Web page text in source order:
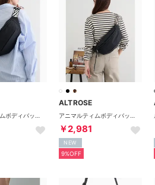
ALTROSE
￥2,981
NEW
9%OFF